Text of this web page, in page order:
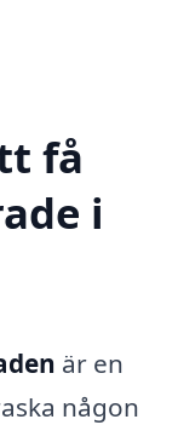
få
i
är en
någon